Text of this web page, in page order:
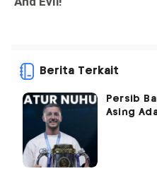
Berita Terkait
Persib
Asing